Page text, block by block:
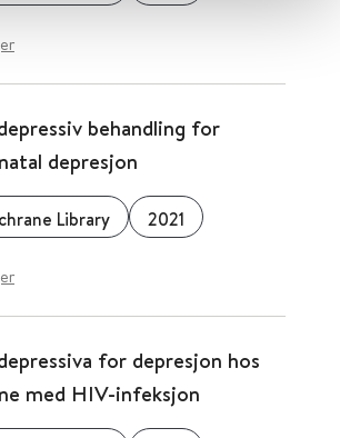
behandling for
depresjon
Library 2021
for depresjon hos
med HIV-infeksjon